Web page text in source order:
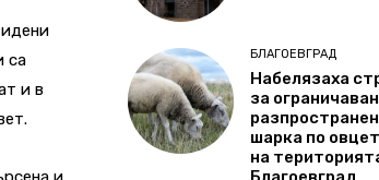
са
и в
БЛАГОЕВГРАД
Набелязаха
за
шарка по
на